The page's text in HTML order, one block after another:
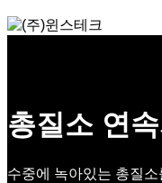
총질소 연
수중에 녹아있는 총질